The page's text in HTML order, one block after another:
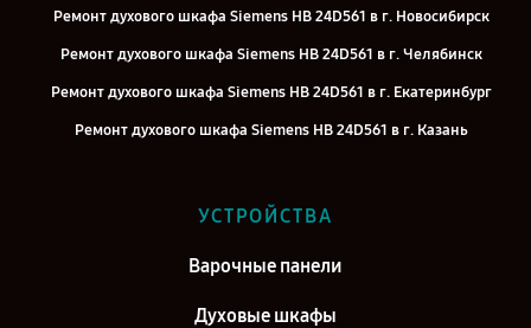
Ремонт духового шкафа Siemens HB 24D561 в г. Новосибирск
Ремонт духового шкафа Siemens HB 24D561 в г. Челябинск
Ремонт духового шкафа Siemens HB 24D561 в г. Екатеринбург
Ремонт духового шкафа Siemens HB 24D561 в г. Казань
Ремонт духового шкафа Siemens HB 24D561 в г. Саратов
Ремонт духового шкафа Siemens HB 24D561 в г. Киров
УСТРОЙСТВА
Варочные панели
Духовые шкафы